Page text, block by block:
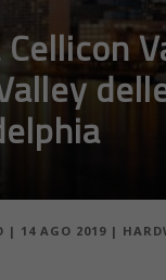
Cellicon
| 14 AGO 2019 |